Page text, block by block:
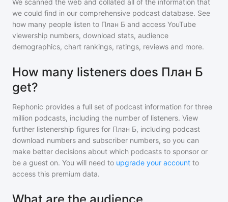
We scanned the web and collated all of the information that
we could find in our comprehensive podcast database. See
how many people listen to План Б and access YouTube
viewership numbers, download stats, audience
demographics, chart rankings, ratings, reviews and more.
How many listeners does План Б
get?
Rephonic provides a full set of podcast information for three
million podcasts, including the number of listeners. View
further listenership figures for План Б, including podcast
download numbers and subscriber numbers, so you can
make better decisions about which podcasts to sponsor or
be a guest on. You will need to upgrade your account to
access this premium data.